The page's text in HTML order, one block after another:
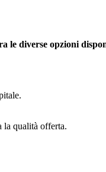
le diverse opzioni
la qualità offerta.